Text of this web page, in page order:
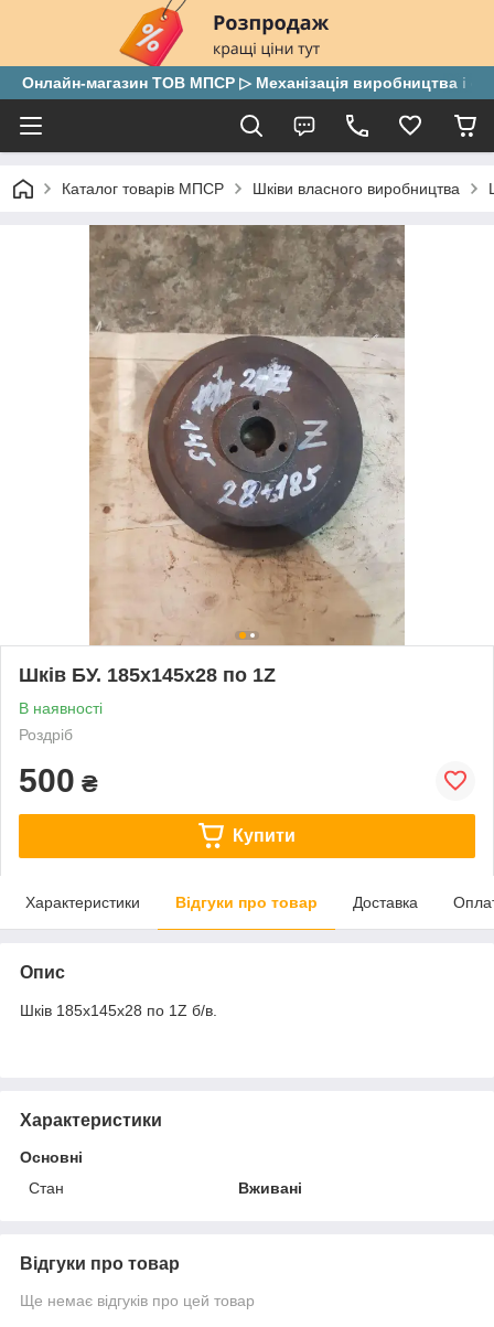
Онлайн-магазин ТОВ МПСР ▷ Механізація виробництва і
Каталог товарів МПСР Шківи власного виробництва
Шків БУ. 185х145х28 по 1Z
В наявності
Роздріб
500 ₴
Купити
Характеристики Відгуки про товар Доставка
Опис
Шків 185х145х28 по 1Z б/в.
Характеристики
Основні
Стан
Вживані
Відгуки про товар
Ще немає відгуків про цей товар